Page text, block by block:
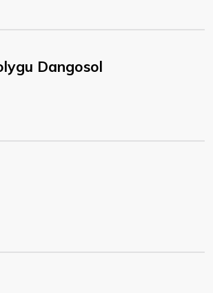
Dangosol